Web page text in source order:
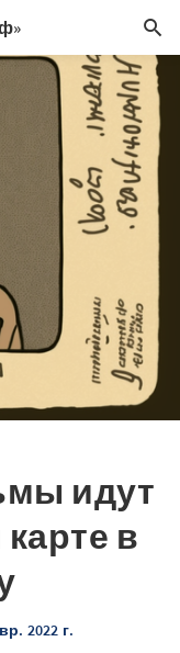
идут
в
2022 г.